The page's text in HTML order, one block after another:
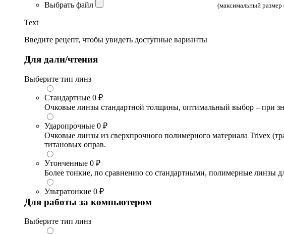
Выбрать файл
(максимальный
Text
Введите рецепт, чтобы увидеть доступные варианты
Для дали/чтения
Выберите тип линз
Стандартные 0 ₽
Очковые линзы стандартной толщины, оптимальный выбор – при
Ударопрочные 0 ₽
Очковые линзы из сверхпрочного полимерного материала Trivex
титановых оправ.
Утонченные 0 ₽
Более тонкие, по сравнению со стандартными, полимерные линзы
Ультратонкие 0 ₽
Для работы за компьютером
Выберите тип линз